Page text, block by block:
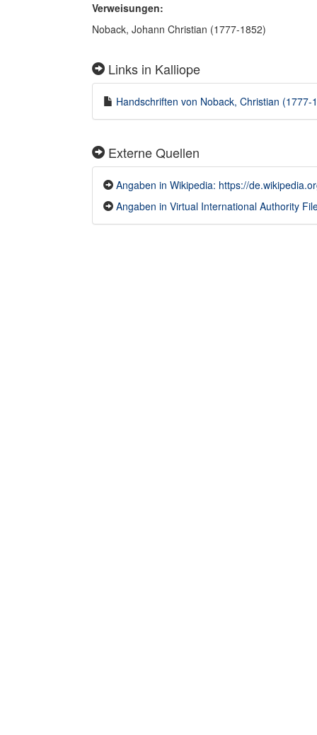
Verweisungen:
Noback, Johann Christian (1777-1852)
Links in Kalliope
Handschriften von Noback, Christian (1777-
Externe Quellen
Angaben in Wikipedia: https://
Angaben in Virtual International Authority